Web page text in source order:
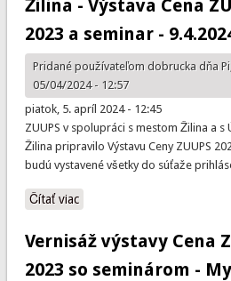
Žilina - Výstava Cena
2023 a seminar -
Pridané používateľom dobruckadňa Pi,
05/04/2024 - 12:57
piatok, 5. apríl 2024 - 12:45
ZUUPS v spolupráci s mestom Žilina a s
Žilina pripravilo Výstavu Ceny ZUUPS
budú vystavené všetky do súťaže
Čítať viaco Žilina - Výstava Cena
Vernisáž výstavy Cena
2023 so seminárom -